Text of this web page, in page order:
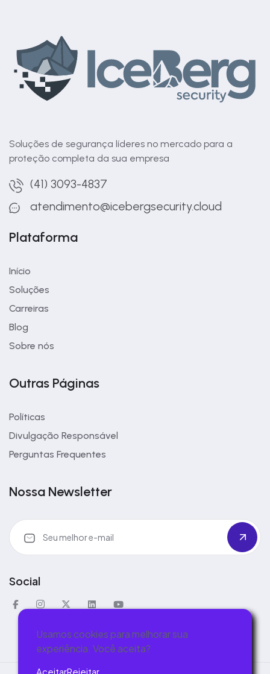
Usamos cookies para melhorar sua
experiência. Você aceita?
AceitarRejeitar
Soluções de segurança líderes no mercado para a
proteção completa da sua empresa
(41) 3093-4837
atendimento@icebergsecurity.cloud
Plataforma
Início
Soluções
Carreiras
Blog
Sobre nós
Outras Páginas
Políticas
Divulgação Responsável
Perguntas Frequentes
Nossa Newsletter
Social